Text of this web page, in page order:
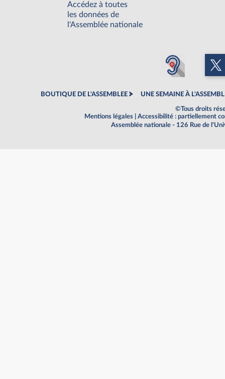
Accédez à toutes
les données de
l'Assemblée nationale
BOUTIQUE DE L'ASSEMBLEE UNE SEMAINE À
©Tous droits
Mentions légales
Accessibilité : partiellement
Assemblée nationale - 126 Rue de